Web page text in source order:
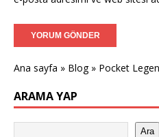
Ana sayfa » Blog» Pocket
ARAMA YAP
Ara